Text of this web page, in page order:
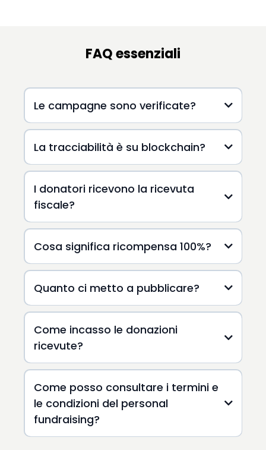
FAQ essenziali
Le campagne sono verificate?
non profit
La tracciabilità è su blockchain?
trasparenza
I donatori ricevono la ricevuta
fiscale?
automaticamente
Cosa significa ricompensa 100%?
sconti pari al
100%
Quanto ci metto a pubblicare?
verifica
Come incasso le donazioni
ricevute?
Come posso consultare i termini e
le condizioni del personal
fundraising?